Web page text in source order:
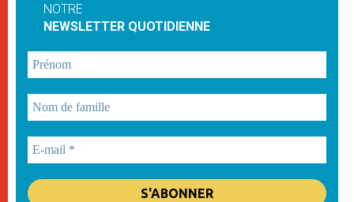
NOTRE
NEWSLETTER QUOTIDIENNE